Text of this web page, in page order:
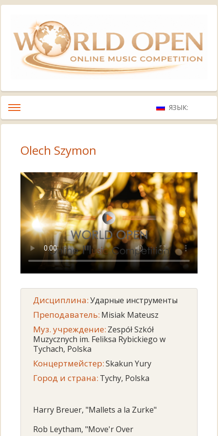
ЯЗЫК:
Olech Szymon
Дисциплина:Ударные инструменты
Преподаватель: Misiak Mateusz
Муз. учреждение: Zespół Szkół
Muzycznych im. Feliksa Rybickiego w
Tychach, Polska
Концертмейстер:Skakun Yury
Город и страна: Tychy, Polska
Harry Breuer, "Mallets a la Zurke"
Rob Leytham, "Move'r Over